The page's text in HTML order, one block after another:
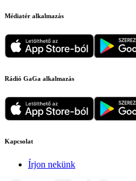
Médiatér alkalmazás
Rádió GaGa alkalmazás
Kapcsolat
Írjon nekünk